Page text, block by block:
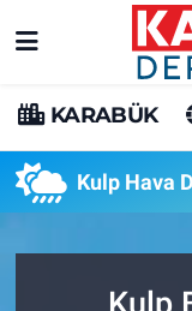
KARABÜK
Kulp Hava
Kulp
Karabük
Karabük